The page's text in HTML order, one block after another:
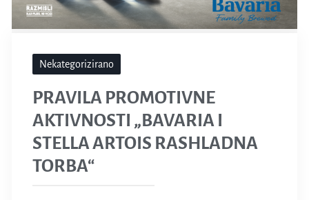
Nekategorizirano
PRAVILA PROMOTIVNE
AKTIVNOSTI „BAVARIA I
STELLA ARTOIS RASHLADNA
TORBA“